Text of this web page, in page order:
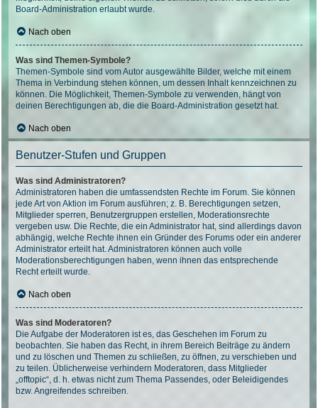
Board-Administration erlaubt wurde.
Nach oben
Was sind Themen-Symbole?
Themen-Symbole sind vom Autor ausgewählte Bilder, welche mit einem
Thema in Verbindung stehen können, um dessen Inhalt kennzeichnen zu
können. Die Möglichkeit, Themen-Symbole zu verwenden, hängt von
deinen Berechtigungen ab, die die Board-Administration gesetzt hat.
Nach oben
Benutzer-Stufen und Gruppen
Was sind Administratoren?
Administratoren haben die umfassendsten Rechte im Forum. Sie können
jede Art von Aktion im Forum ausführen; z. B. Berechtigungen setzen,
Mitglieder sperren, Benutzergruppen erstellen, Moderationsrechte
vergeben usw. Die Rechte, die ein Administrator hat, sind allerdings davon
abhängig, welche Rechte ihnen ein Gründer des Forums oder ein anderer
Administrator erteilt hat. Administratoren können auch volle
Moderationsberechtigungen haben, wenn ihnen das entsprechende
Recht erteilt wurde.
Nach oben
Was sind Moderatoren?
Die Aufgabe der Moderatoren ist es, das Geschehen im Forum zu
beobachten. Sie haben das Recht, in ihrem Bereich Beiträge zu ändern
und zu löschen und Themen zu schließen, zu öffnen, zu verschieben und
zu teilen. Üblicherweise verhindern Moderatoren, dass Mitglieder
„offtopic“, d. h. etwas nicht zum Thema Passendes, oder Beleidigendes
bzw. Angreifendes schreiben.